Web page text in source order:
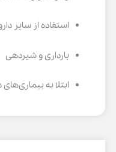
استفاده از سایر
بارداری و شیردهی
ابتلا به بیماری‌های